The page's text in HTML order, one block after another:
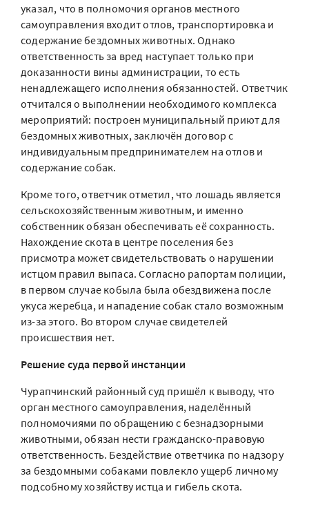
указал, что в полномочия органов местного
самоуправления входит отлов, транспортировка и
содержание бездомных животных. Однако
ответственность за вред наступает только при
доказанности вины администрации, то есть
ненадлежащего исполнения обязанностей. Ответчик
отчитался о выполнении необходимого комплекса
мероприятий: построен муниципальный приют для
бездомных животных, заключён договор с
индивидуальным предпринимателем на отлов и
содержание собак.
Кроме того, ответчик отметил, что лошадь является
сельскохозяйственным животным, и именно
собственник обязан обеспечивать её сохранность.
Нахождение скота в центре поселения без
присмотра может свидетельствовать о нарушении
истцом правил выпаса. Согласно рапортам полиции,
в первом случае кобыла была обездвижена после
укуса жеребца, и нападение собак стало возможным
из-за этого. Во втором случае свидетелей
происшествия нет.
Решение суда первой инстанции
Чурапчинский районный суд пришёл к выводу, что
орган местного самоуправления, наделённый
полномочиями по обращению с безнадзорными
животными, обязан нести гражданско-правовую
ответственность. Бездействие ответчика по надзору
за бездомными собаками повлекло ущерб личному
подсобному хозяйству истца и гибель скота.